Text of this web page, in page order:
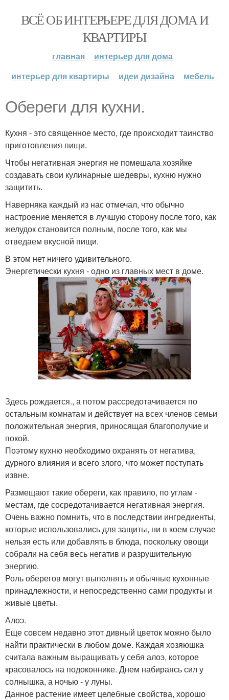
ВСЁ ОБ ИНТЕРЬЕРЕ ДЛЯ ДОМА И
КВАРТИРЫ
главная
интерьер для дома
интерьер для квартиры
идеи дизайна мебель
Обереги для кухни.
Кухня - это священное место, где происходит таинство
приготовления пищи.
Чтобы негативная энергия не помешала хозяйке
создавать свои кулинарные шедевры, кухню нужно
защитить.
Наверняка каждый из нас отмечал, что обычно
настроение меняется в лучшую сторону после того, как
желудок становится полным, после того, как мы
отведаем вкусной пищи.
В этом нет ничего удивительного.
Энергетически кухня - одно из главных мест в доме.
Здесь рождается., а потом рассредотачивается по
остальным комнатам и действует на всех членов семьи
положительная энергия, приносящая благополучие и
покой.
Поэтому кухню необходимо охранять от негатива,
дурного влияния и всего злого, что может поступать
извне.
Размещают такие обереги, как правило, по углам -
местам, где сосредотачивается негативная энергия.
Очень важно помнить, что в последствии ингредиенты,
которые использовались для защиты, ни в коем случае
нельзя есть или добавлять в блюда, поскольку овощи
собрали на себя весь негатив и разрушительную
энергию.
Роль оберегов могут выполнять и обычные кухонные
принадлежности, и непосредственно сами продукты и
живые цветы.
Алоэ.
Еще совсем недавно этот дивный цветок можно было
найти практически в любом доме. Каждая хозяюшка
считала важным выращивать у себя алоэ, которое
красовалось на подоконнике. Днем набираясь сил у
солнышка, а ночью - у луны.
Данное растение имеет целебные свойства, хорошо